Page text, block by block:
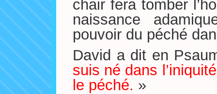
chair fera tomber
naissance
pouvoir du péché
David a dit en
suis né dans
le péché. »